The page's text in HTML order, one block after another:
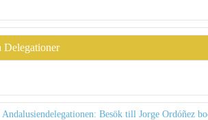
Delegationer
Andalusiendelegationen: Besök till Jorge Ordóñez